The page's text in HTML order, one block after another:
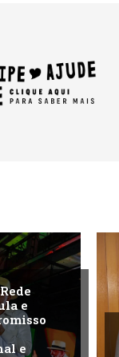
e
e